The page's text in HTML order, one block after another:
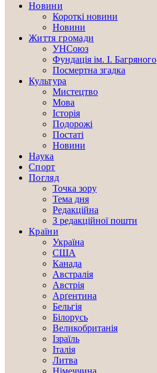
Новини
Короткі новини
Новини
Життя громади
УНСоюз
Фундація ім. І. Багряного
Посмертна згадка
Культура
Мистецтво
Мова
Історія
Подорожі
Постаті
Новини
Наука
Спорт
Погляд
Точка зору
Тема дня
Редакційна
З редакційної пошти
Країни
Україна
США
Канада
Австралія
Австрія
Арґентина
Бельгія
Білорусь
Великобританія
Ізраїль
Італія
Литва